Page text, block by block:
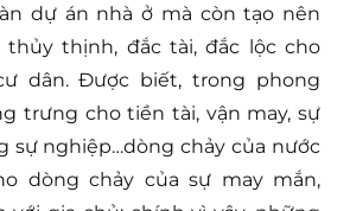
dự án nhà ở mà còn tạo nên
thịnh, đắc tài, đắc lộc cho
dân. Được biết, trong phong
trưng cho tiền tài, vận may, sự
sự nghiệp…dòng chảy của nước
dòng chảy của sự may mắn,